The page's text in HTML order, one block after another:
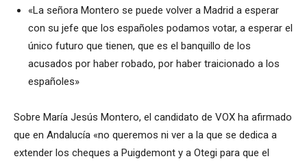
«La señora Montero se puede volver a Madrid a esperar
con su jefe que los españoles podamos votar, a esperar el
único futuro que tienen, que es el banquillo de los
acusados por haber robado, por haber traicionado a los
españoles»
Sobre María Jesús Montero, el candidato de VOX ha afirmado
que en Andalucía «no queremos ni ver a la que se dedica a
extender los cheques a Puigdemont y a Otegi para que el